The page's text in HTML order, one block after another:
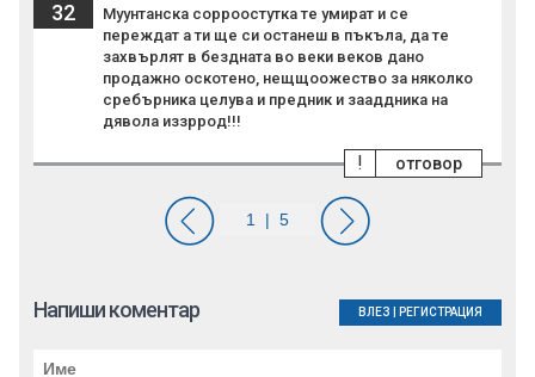
32
Муунтанска сорроостутка те умират и се
переждат а ти ще си останеш в пъкъла, да те
захвърлят в бездната во веки веков дано
продажно оскотено, нещщоожество за няколко
сребърника целува и предник и зааддника на
дявола иззррод!!!
отговор
!
Напиши коментар ВЛЕЗ РЕГИСТРАЦИЯ